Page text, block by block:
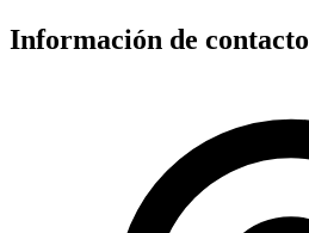
Información de contacto